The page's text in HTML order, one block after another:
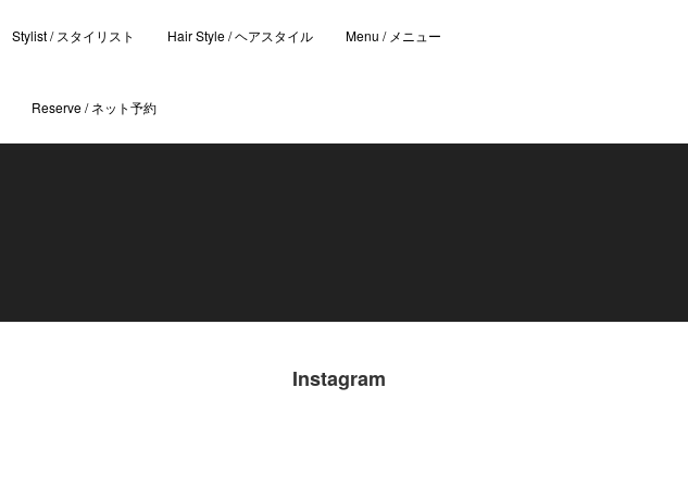
Stylist / スタイリスト Hair Style / ヘアスタイル Menu / メニュー
Reserve / ネット予約
Instagram